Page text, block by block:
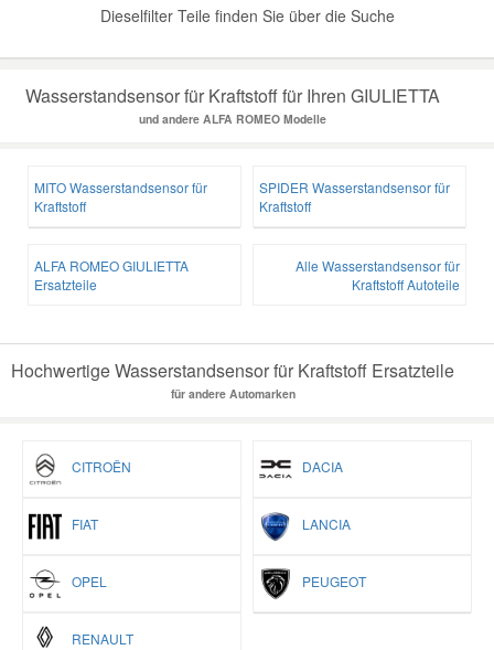
Dieselfilter Teile finden Sie über die Suche
Wasserstandsensor für Kraftstoff für Ihren GIULIETTA
und andere ALFA ROMEO Modelle
MITO Wasserstandsensor für
Kraftstoff
SPIDER Wasserstandsensor für
Kraftstoff
ALFA ROMEO GIULIETTA
Ersatzteile
Alle Wasserstandsensor für
Kraftstoff Autoteile
Hochwertige Wasserstandsensor für Kraftstoff Ersatzteile
für andere Automarken
CITROËN DACIA
FIAT LANCIA
OPEL PEUGEOT
RENAULT
Vauxhall Ersatzteile
Volvo Ersatzteile